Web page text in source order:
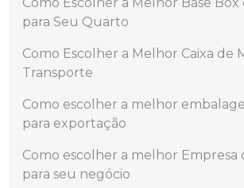
para Seu Quarto
Como Escolher a Melhor Caixa de
Transporte
Como escolher a melhor
para exportação
Como escolher a melhor Empresa
para seu negócio